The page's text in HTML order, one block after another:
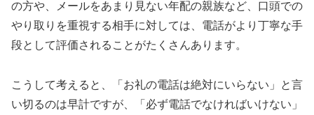
の方や、メールをあまり見ない年配の親族など、口頭での
やり取りを重視する相手に対しては、電話がより丁寧な手
段として評価されることがたくさんあります。
こうして考えると、「お礼の電話は絶対にいらない」と言
い切るのは早計ですが、「必ず電話でなければいけない」